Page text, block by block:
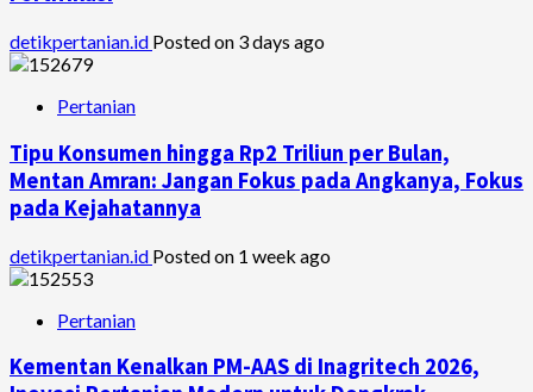
detikpertanian.id Posted on 3 days ago
Pertanian
Tipu Konsumen hingga Rp2 Triliun per Bulan,
Mentan Amran: Jangan Fokus pada Angkanya, Fokus
pada Kejahatannya
detikpertanian.id Posted on 1 week ago
Pertanian
Kementan Kenalkan PM-AAS di Inagritech 2026,